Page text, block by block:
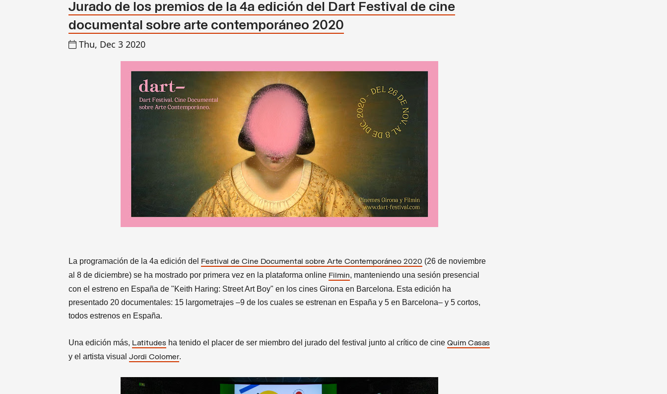
Jurado de los premios de la 4a edición del Dart Festival de cine
documental sobre arte contemporáneo 2020
Thu, Dec 3 2020
La programación de la 4a edición del Festival de Cine Documental sobre Arte Contemporáneo 2020 (26 de noviembre
al 8 de diciembre) se ha mostrado por primera vez en la plataforma online Filmin, manteniendo una sesión presencial
con el estreno en España de "Keith Haring: Street Art Boy" en los cines Girona en Barcelona. Esta edición ha
presentado 20 documentales: 15 largometrajes –9 de los cuales se estrenan en España y 5 en Barcelona– y 5 cortos,
todos estrenos en España.
Una edición más, Latitudes ha tenido el placer de ser miembro del jurado del festival junto al crítico de cine Quim Casas
y el artista visual Jordi Colomer.